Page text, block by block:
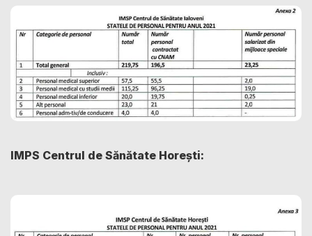
IMPS Centrul de Sănătate Horești: